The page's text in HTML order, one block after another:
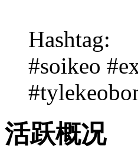
Hashtag:
#soikeo
活跃概况